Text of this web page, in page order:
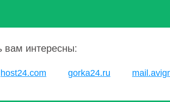
вам интересны:
host24.com gorka24.ru